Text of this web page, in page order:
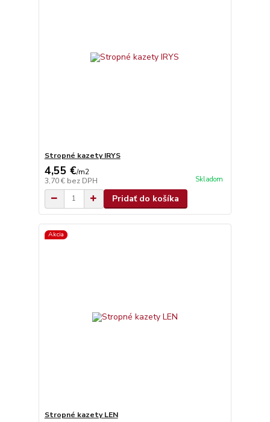
Stropné kazety IRYS
4,55 €/m2
3,70 € bez DPH Skladom
Pridať do košíka
Akcia
Stropné kazety LEN